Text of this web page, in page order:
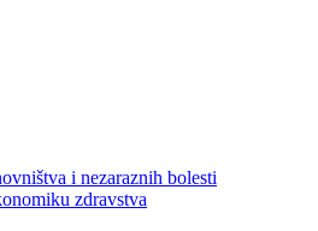
i nezaraznih bolesti
zdravstva